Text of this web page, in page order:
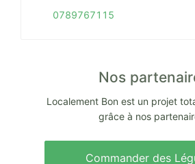
0789767115
Nos
Localement Bon est un projet
grâce à nos
Commander des